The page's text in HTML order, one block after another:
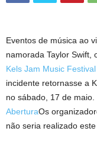
Eventos de música ao
namorada Taylor Swift,
Kels Jam Music Festival
incidente retornasse a
no sábado, 17 de
AberturaOs
não seria realizado este